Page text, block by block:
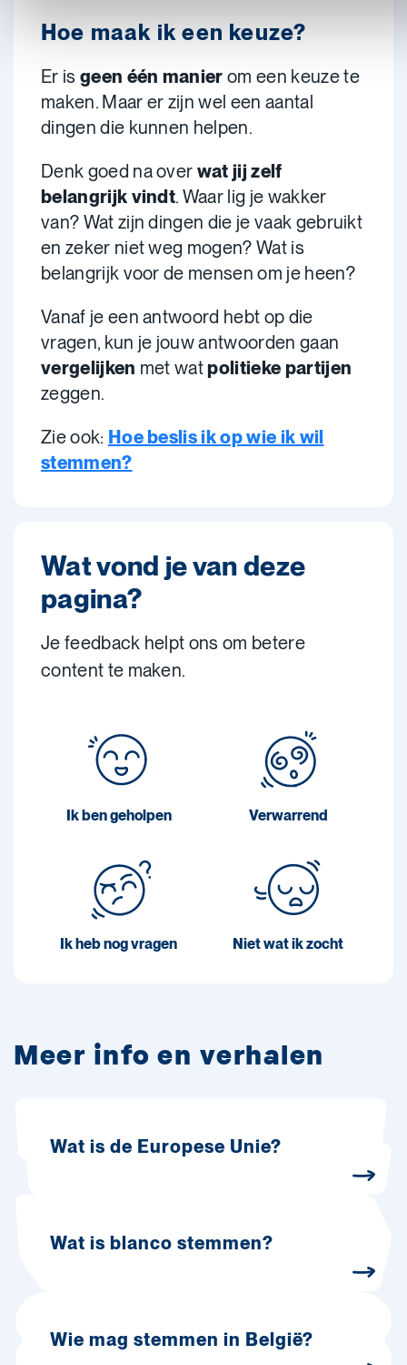
Hoe maak ik een keuze?
Er is geen één manier om een keuze te
maken. Maar er zijn wel een aantal
dingen die kunnen helpen.
Denk goed na over wat jij zelf
belangrijk vindt. Waar lig je wakker
van? Wat zijn dingen die je vaak gebruikt
en zeker niet weg mogen? Wat is
belangrijk voor de mensen om je heen?
Vanaf je een antwoord hebt op die
vragen, kun je jouw antwoorden gaan
vergelijken met watpolitieke partijen
zeggen.
Zie ook: Hoe beslis ik op wie ik wil
stemmen?
Wat vond je van deze
pagina?
Je feedback helpt ons om betere
content te maken.
Ik ben geholpen Verwarrend
Ik heb nog vragen Niet wat ik zocht
Meer info en verhalen
Wat is de Europese Unie?
Wat is blanco stemmen?
Wie mag stemmen in België?